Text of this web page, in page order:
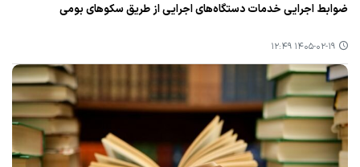
ضوابط اجرایی خدمات دستگاه‌های اجرایی از طریق سکوهای بومی
۱۴۰۵-۰۲-۱۹ ۱۲:۴۹